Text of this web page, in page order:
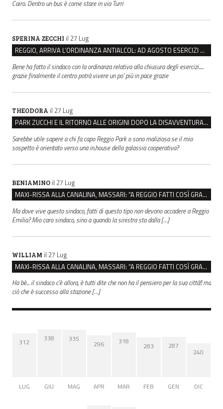
Cairo. Dentro un bus è come stare in via Turri
SPERINA ZECCHI il 27 Lug
REGGIO, ARRIVA L’ORDINANZA ANTIALCOL: AD AGOSTO ESERCIZI DI VICINATO CHIUSI DALLE 22 ALLE 6
Bene ha fatto il sindaco con la ordinanza relativa alla chiusura degli esercizi.....
grazie finalmente il centro potrà vivere un po' più in pace grazie
THEODORA il 27 Lug
PARK ZUCCHI E IL RITORNO ALLE ORIGINI DOPO LA DISAVVENTURA CON REGGIO EMILIA PARCHEGGI
Sarebbe utile sapere a chi fa capo Reggio Park o sono maliziosa se il mio
sospetto è orientato verso una in.house della galassia cooperativa?
BENIAMINO il 27 Lug
MAXI-RISSA ALLA CANALINA, MASSARI: “A REGGIO FATTI COSÌ GRAVI NON DEVONO TROVARE SPAZIO”
Ma dove vive questo sindaco, fatti di questo tipo non devono accadere a Reggio
Emilia? Mio caro sindaco, sino a quando la sinistra sta dalla […]
WILLIAM il 27 Lug
MAXI-RISSA ALLA CANALINA, MASSARI: “A REGGIO FATTI COSÌ GRAVI NON DEVONO TROVARE SPAZIO”
Ha bè... il sindaco c'è allora, è tutti dite che non ha il pensiero per la sua città!! ma
ciò che è successo alla stazione […]
312
LUG
338
GIU
335
MAG
296
APR
318
MAR
283
FEB
287
GEN
240
DIC